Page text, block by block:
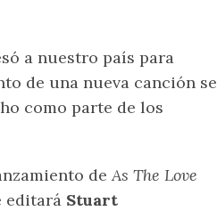
a nuestro país para
de una nueva canción se
como parte de los
deAs The Love
editará Stuart